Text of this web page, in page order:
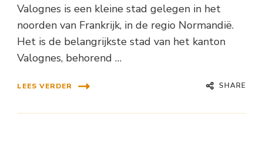
Valognes is een kleine stad gelegen in het
noorden van Frankrijk, in de regio Normandië.
Het is de belangrijkste stad van het kanton
Valognes, behorend …
LEES VERDER SHARE